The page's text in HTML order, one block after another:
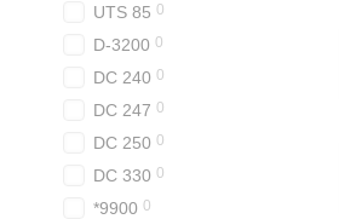
UTS 85 0
D-3200 0
DC 240 0
DC 247 0
DC 250 0
DC 330 0
*9900 0